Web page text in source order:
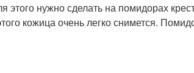
нужно сделать на помидорах
кожица очень легко снимется.